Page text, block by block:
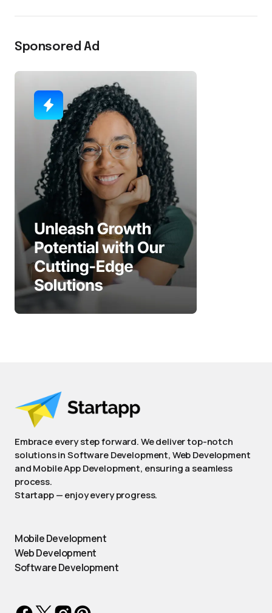
Sponsored Ad
Embrace every step forward. We deliver top-notch
solutions in Software Development, Web Development
and Mobile App Development, ensuring a seamless
process.
Startapp — enjoy every progress.
Mobile Development
Web Development
Software Development